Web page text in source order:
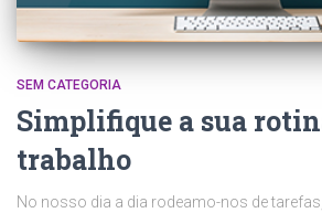
SEM CATEGORIA
Simplifique a sua
trabalho
No nosso dia a dia rodeamo-nos de